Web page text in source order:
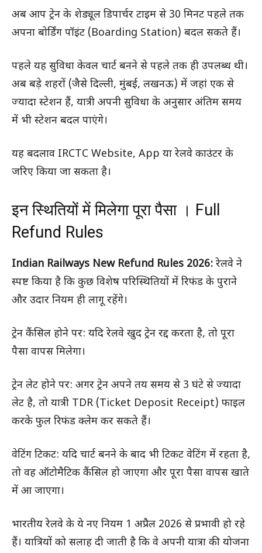
अब आप ट्रेन के शेड्यूल डिपार्चर टाइम से 30 मिनट पहले तक
अपना बोर्डिंग पॉइंट (Boarding Station) बदल सकते हैं।
पहले यह सुविधा केवल चार्ट बनने से पहले तक ही उपलब्ध थी।
अब बड़े शहरों (जैसे दिल्ली, मुंबई, लखनऊ) में जहां एक से
ज्यादा स्टेशन हैं, यात्री अपनी सुविधा के अनुसार अंतिम समय
में भी स्टेशन बदल पाएंगे।
यह बदलाव IRCTC Website, App या रेलवे काउंटर के
जरिए किया जा सकता है।
इन स्थितियों में मिलेगा पूरा पैसा । Full
Refund Rules
Indian Railways New Refund Rules 2026: रेलवे ने
स्पष्ट किया है कि कुछ विशेष परिस्थितियों में रिफंड के पुराने
और उदार नियम ही लागू रहेंगे।
ट्रेन कैंसिल होने पर: यदि रेलवे खुद ट्रेन रद्द करता है, तो पूरा
पैसा वापस मिलेगा।
ट्रेन लेट होने पर: अगर ट्रेन अपने तय समय से 3 घंटे से ज्यादा
लेट है, तो यात्री TDR (Ticket Deposit Receipt) फाइल
करके फुल रिफंड क्लेम कर सकते हैं।
वेटिंग टिकट: यदि चार्ट बनने के बाद भी टिकट वेटिंग में रहता है,
तो वह ऑटोमैटिक कैंसिल हो जाएगा और पूरा पैसा वापस खाते
में आ जाएगा।
भारतीय रेलवे के ये नए नियम 1 अप्रैल 2026 से प्रभावी हो रहे
हैं। यात्रियों को सलाह दी जाती है कि वे अपनी यात्रा की योजना